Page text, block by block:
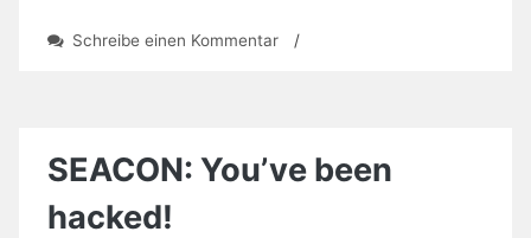
Schreibe einen Kommentarzu
2022
IT
/
SEACON: You’ve been
hacked!